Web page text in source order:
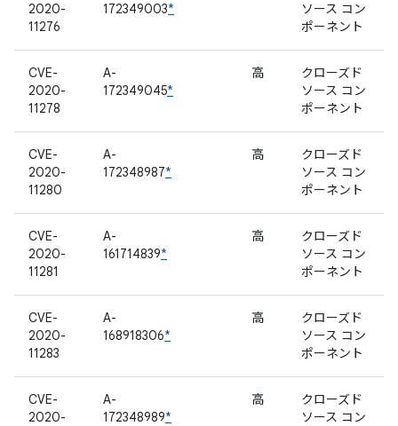
2020-
11276
172349003*
ソース コン
ポーネント
CVE-
2020-
11278
A-
172349045*
高
クローズド
ソース コン
ポーネント
CVE-
2020-
11280
A-
172348987*
高
クローズド
ソース コン
ポーネント
CVE-
2020-
11281
A-
161714839*
高
クローズド
ソース コン
ポーネント
CVE-
2020-
11283
A-
168918306*
高
クローズド
ソース コン
ポーネント
CVE-
2020-
A-
172348989*
高
クローズド
ソース コン